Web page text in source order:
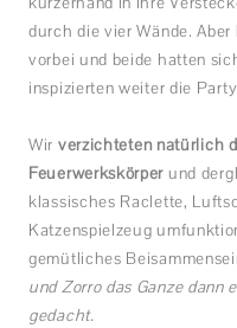
durch die vier Wände.
vorbei und beide hatten
inspizierten weiter die
Wir verzichteten natürlich
Feuerwerkskörper und
klassisches Raclette,
Katzenspielzeug
gemütliches
und Zorro das Ganze dann
gedacht.